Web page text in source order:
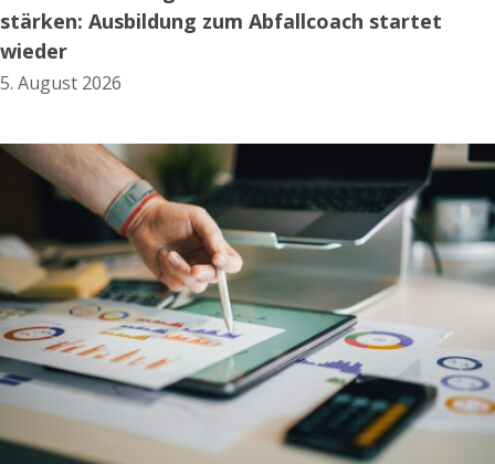
stärken: Ausbildung zum Abfallcoach startet
wieder
5. August 2026